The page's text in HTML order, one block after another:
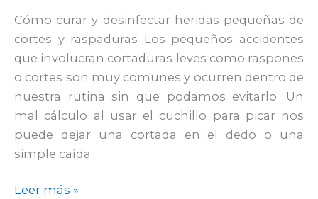
Cómo curar y desinfectar heridas pequeñas de
cortes y raspaduras Los pequeños accidentes
que involucran cortaduras leves como raspones
o cortes son muy comunes y ocurren dentro de
nuestra rutina sin que podamos evitarlo. Un
mal cálculo al usar el cuchillo para picar nos
puede dejar una cortada en el dedo o una
simple caída
Leer más »